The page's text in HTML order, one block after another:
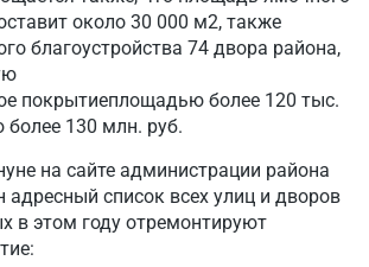
около 30 000 м2, также
благоустройства 74 двора района,
покрытиеплощадью более 120 тыс.
130 млн. руб.
на сайте администрации района
адресный список всех улиц и дворов
в этом году отремонтируют